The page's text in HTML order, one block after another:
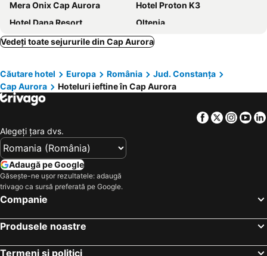
Mera Onix Cap Aurora
Hotel Proton K3
Hotel Dana Resort
Oltenia
Hotel Callatis
Vila Brancoveanu
Hotel 2D Resort and Spa
HOTEL TISMANA
Ammon
Hotel Turquoise
Hotel Cometa
Safir Blue Resort
Grand Hotel Caraiman
Mera Brise
Hotel Corsa
Hotel Opal
Hotel Favorit
Hotel Nalba Jupiter
Apollo Neptun
Hotel Rio
Vedeți toate sejururile din Cap Aurora
Căutare hotel Europa România
Jud. Constanţa
Cap Aurora
Hoteluri ieftine în Cap Aurora
Facebook
Twitter
Alegeţi ţara dvs.
Adaugă pe Google
Găsește-ne ușor rezultatele: adaugă
trivago ca sursă preferată pe Google.
Companie
Produsele noastre
Termeni și politici